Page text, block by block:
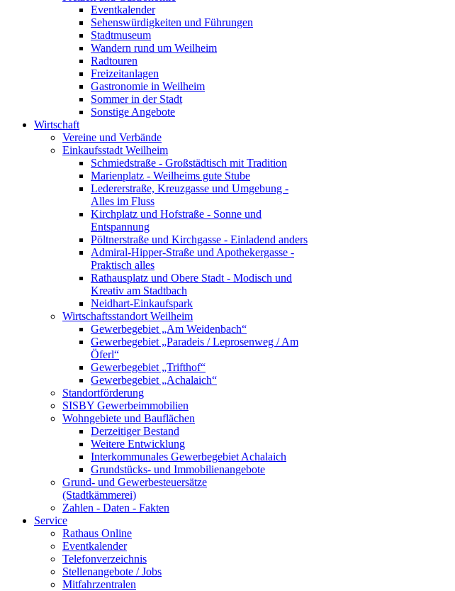
Eventkalender
Sehenswürdigkeiten und Führungen
Stadtmuseum
Wandern rund um Weilheim
Radtouren
Freizeitanlagen
Gastronomie in Weilheim
Sommer in der Stadt
Sonstige Angebote
Wirtschaft
Vereine und Verbände
Einkaufsstadt Weilheim
Schmiedstraße - Großstädtisch mit Tradition
Marienplatz - Weilheims gute Stube
Ledererstraße, Kreuzgasse und Umgebung -
Alles im Fluss
Kirchplatz und Hofstraße - Sonne und
Entspannung
Pöltnerstraße und Kirchgasse - Einladend anders
Admiral-Hipper-Straße und Apothekergasse -
Praktisch alles
Rathausplatz und Obere Stadt - Modisch und
Kreativ am Stadtbach
Neidhart-Einkaufspark
Wirtschaftsstandort Weilheim
Gewerbegebiet „Am Weidenbach“
Gewerbegebiet „Paradeis / Leprosenweg / Am
Öferl“
Gewerbegebiet „Trifthof“
Gewerbegebiet „Achalaich“
Standortförderung
SISBY Gewerbeimmobilien
Wohngebiete und Bauflächen
Derzeitiger Bestand
Weitere Entwicklung
Interkommunales Gewerbegebiet Achalaich
Grundstücks- und Immobilienangebote
Grund- und Gewerbesteuersätze
(Stadtkämmerei)
Zahlen - Daten - Fakten
Service
Rathaus Online
Eventkalender
Telefonverzeichnis
Stellenangebote / Jobs
Mitfahrzentralen